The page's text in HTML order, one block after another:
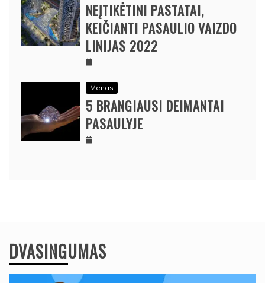
NEĮTIKĖTINI PASTATAI,
KEIČIANTI PASAULIO VAIZDO
LINIJAS 2022
Menas
5 BRANGIAUSI DEIMANTAI
PASAULYJE
DVASINGUMAS